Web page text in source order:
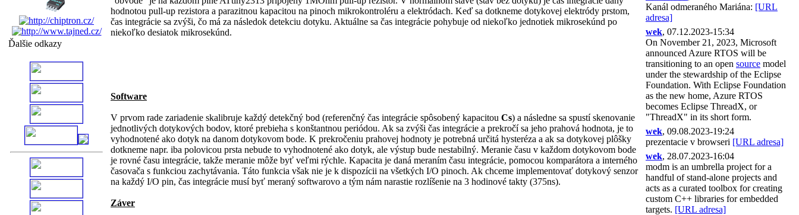
Ďalšie odkazy
hodnotou pull-up rezistora a parazitnou kapacitou na pinoch mikrokontroléru a elektródach. Keď sa dotkneme dotykovej elektródy prstom,
čas integrácie sa zvýši, čo má za následok detekciu dotyku. Aktuálne sa čas integrácie pohybuje od niekoľko jednotiek mikrosekúnd po
niekoľko desiatok mikrosekúnd.
Software
V prvom rade zariadenie skalibruje každý detekčný bod (referenčný čas integrácie spôsobený kapacitou Cs) a následne sa spustí skenovanie
jednotlivých dotykových bodov, ktoré prebieha s konštantnou periódou. Ak sa zvýši čas integrácie a prekročí sa jeho prahová hodnota, je to
vyhodnotené ako dotyk na danom dotykovom bode. K prekročeniu prahovej hodnoty je potrebná určitá hysteréza a ak sa dotykovej plôšky
dotkneme napr. iba polovicou prsta nebude to vyhodnotené ako dotyk, ale výstup bude nestabilný. Meranie času v každom dotykovom bode
je rovné času integrácie, takže meranie môže byť veľmi rýchle. Kapacita je daná meraním času integrácie, pomocou komparátora a interného
časovača s funkciou zachytávania. Táto funkcia však nie je k dispozícii na všetkých I/O pinoch. Ak chceme implementovať dotykový senzor
na každý I/O pin, čas integrácie musí byť meraný softwarovo a tým nám narastie rozlíšenie na 3 hodinové takty (375ns).
Záver
Kanál odmeraného Mariána: [URL
adresa]
wek, 07.12.2023-15:34
On November 21, 2023, Microsoft
announced Azure RTOS will be
transitioning to an open source model
under the stewardship of the Eclipse
Foundation. With Eclipse Foundation
as the new home, Azure RTOS
becomes Eclipse ThreadX, or
"ThreadX" in its short form.
wek, 09.08.2023-19:24
prezentacie v browseri [URL adresa]
wek, 28.07.2023-16:04
modm is an umbrella project for a
handful of stand-alone projects and
acts as a curated toolbox for creating
custom C++ libraries for embedded
targets. [URL adresa]